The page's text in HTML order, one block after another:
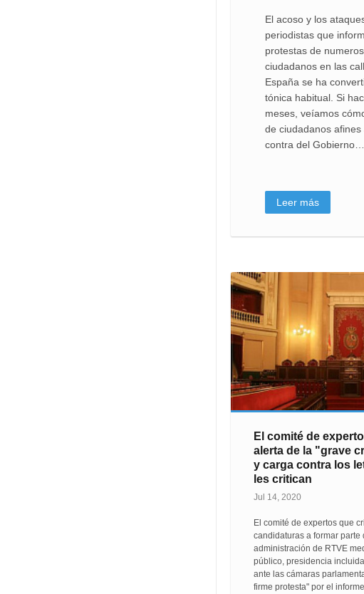
El acoso y los
periodistas que
protestas de
ciudadanos en las
España se ha
tónica habitual. Si
meses, veíamos
de ciudadanos afines
contra del Gobierno…
Leer más
El comité de
alerta de la "grave
y carga contra los
les critican
Jul 14, 2020
El comité de expertos que
candidaturas a formar parte
administración de RTVE
público, presidencia
ante las cámaras
firme protesta" por el